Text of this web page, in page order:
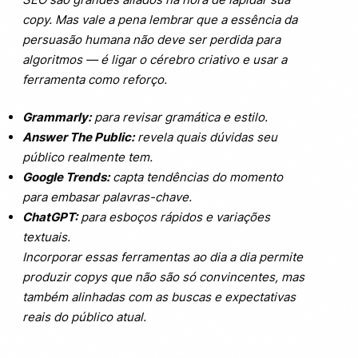
copy. Mas vale a pena lembrar que a essência da
persuasão humana não deve ser perdida para
algoritmos — é ligar o cérebro criativo e usar a
ferramenta como reforço.
Grammarly:para revisar gramática e estilo.
Answer The Public:revela quais dúvidas seu
público realmente tem.
Google Trends:capta tendências do momento
para embasar palavras-chave.
ChatGPT:para esboços rápidos e variações
textuais.
Incorporar essas ferramentas ao dia a dia permite
produzir copys que não são só convincentes, mas
também alinhadas com as buscas e expectativas
reais do público atual.